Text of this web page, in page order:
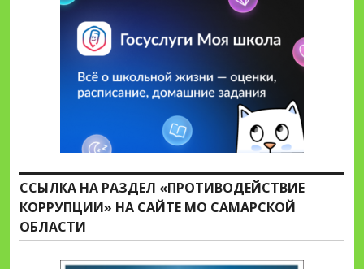
ССЫЛКА НА РАЗДЕЛ «ПРОТИВОДЕЙСТВИЕ
КОРРУПЦИИ» НА САЙТЕ МО САМАРСКОЙ
ОБЛАСТИ